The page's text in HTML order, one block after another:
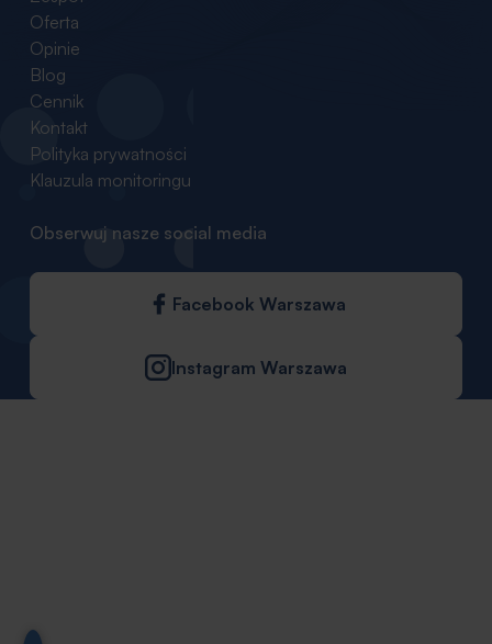
Oferta
Opinie
Blog
Cennik
Kontakt
Polityka prywatności
Klauzula monitoringu
Obserwuj nasze social media
Facebook Warszawa
Instagram Warszawa